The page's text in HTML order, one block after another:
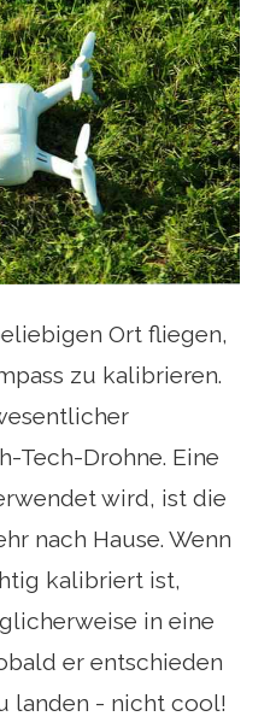
Ort fliegen,
zu kalibrieren.
Tech-Drohne. Eine
wird, ist die
nach Hause. Wenn
kalibriert ist,
in eine
er entschieden
landen - nicht cool!